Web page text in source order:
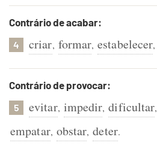
Contrário de acabar:
4 criar, formar, estabelecer,
Contrário de provocar:
5 evitar, impedir, dificultar,
empatar, obstar, deter.